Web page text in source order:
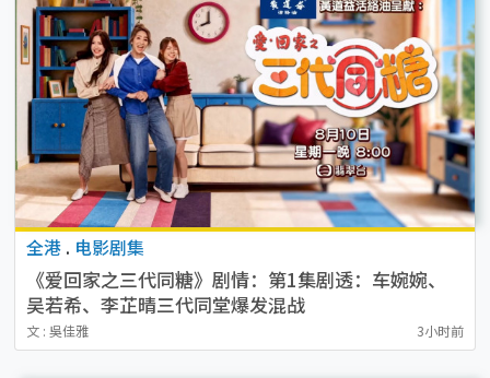
全港 . 电影剧集
《爱回家之三代同糖》剧情：第1集剧透：车婉婉、
吴若希、李芷晴三代同堂爆发混战
文 : 吳佳雅 3小时前